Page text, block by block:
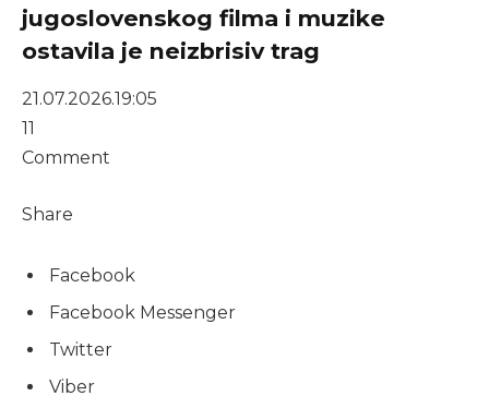
jugoslovenskog filma i muzike
ostavila je neizbrisiv trag
21.07.2026.19:05
11
Comment
Share
Facebook
Facebook Messenger
Twitter
Viber